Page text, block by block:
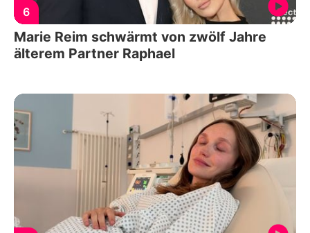
6
Marie Reim schwärmt von zwölf Jahre
älterem Partner Raphael